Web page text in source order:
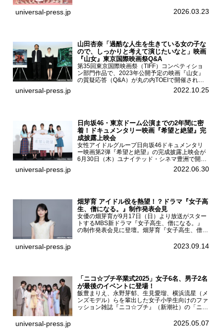
ん、末永ひなた、高梨琴乃、土井ありさ、藤田蒼
universal-press.jp 2026.03.23
山田杏奈「過酷な人生を生きている女の子な
ので、しっかりと考えて演じたいなと」映画
『山女』東京国際映画祭Q&A
第35回東京国際映画祭（TIFF）コンペティショ
ン部門作品で、2023年公開予定の映画『山女』
の質疑応答（Q&A）が丸の内TOEIで開催され、
主演を務めた女優の山田杏奈、監督の福永壮志が
登壇。本作について語った。映画『山女』第35
universal-press.jp 2022.10.25
日向坂46・東京ドーム公演までの2年間に密
着！ドキュメンタリー映画『希望と絶望』完
成披露上映会
女性アイドルグループ日向坂46ドキュメンタリ
ー映画第2弾『希望と絶望』の完成披露上映会が
6月30日（木）ユナイテッド・シネマ豊洲で開催
され、日向坂46メンバーの加藤史帆、齊藤京
子、佐々木久美、富田鈴花、松田好花の5人が登
universal-press.jp 2022.06.30
畑芽育 アイドル役を熱望！？ドラマ『女子高
生、僧になる。』制作発表会見
女優の畑芽育が9月17日（日）より放送がスター
トするMBS新ドラマ『女子高生、僧になる。』
の制作発表会見に登壇。畑芽育『女子高生、僧に
ーについて「下白石麦は頭にビックリマークと、
universal-press.jp 2023.09.14
「ニコ☆プチ卒業式2025」女子6名、男子2名
が最後のイベントに登場！
飯豊まりえ、永野芽郁、生見愛瑠、横浜流星（メ
ンズモデル）らを輩出した女子小学生向けのファ
ッション雑誌『ニコ☆プチ』（新潮社）の「ニコ
モード学園コクーンタワーで開催され、卒業モデ
universal-press.jp 2025.05.07